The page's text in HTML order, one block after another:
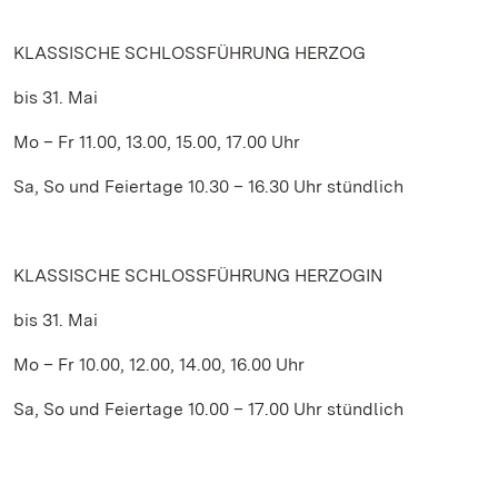
KLASSISCHE SCHLOSSFÜHRUNG HERZOG
bis 31. Mai
Mo – Fr 11.00, 13.00, 15.00, 17.00 Uhr
Sa, So und Feiertage 10.30 – 16.30 Uhr stündlich
KLASSISCHE SCHLOSSFÜHRUNG HERZOGIN
bis 31. Mai
Mo – Fr 10.00, 12.00, 14.00, 16.00 Uhr
Sa, So und Feiertage 10.00 – 17.00 Uhr stündlich